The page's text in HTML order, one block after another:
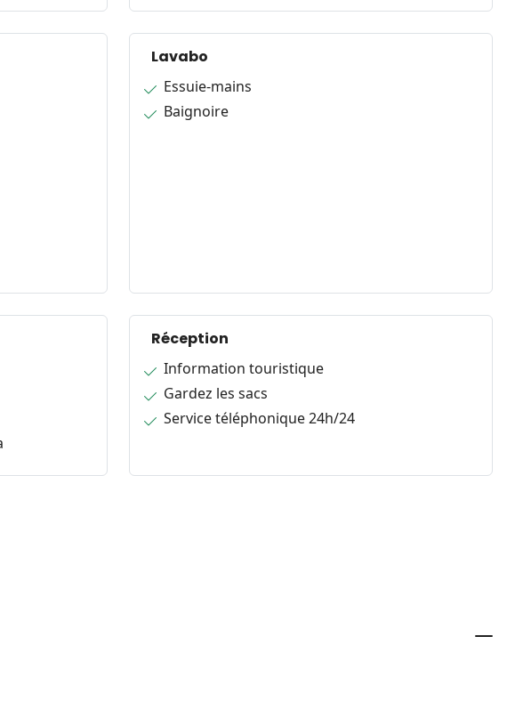
Lavabo
Essuie-mains
Baignoire
Réception
Information touristique
Gardez les sacs
Service téléphonique 24h/24